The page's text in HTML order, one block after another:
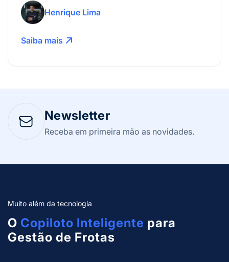
mais!
Henrique Lima
Saiba mais
Newsletter
Receba em primeira mão as novidades.
Muito além da tecnologia
O Copiloto Inteligente para
Gestão de Frotas